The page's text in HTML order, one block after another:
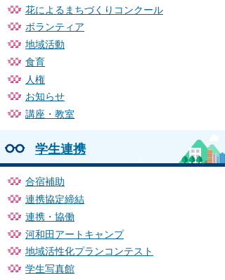
花によるまちづくりコンクール
ボランティア
地域活動
食育
人権
お知らせ
講座・教室
学生連携
合宿補助
連携協定締結
連携・協働
河和田アートキャンプ
地域活性化プランコンテスト
学生写真館